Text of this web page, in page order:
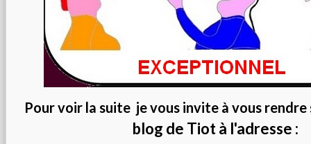
Pour voir la suite je vous invite à vous
blog de Tiot à l'adresse :